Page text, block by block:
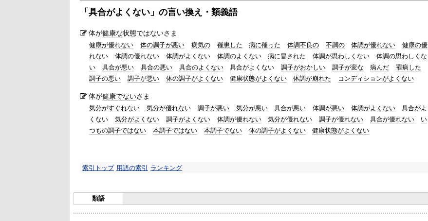
「 具合がよくない 」の言い換え・類義語
体が健康な状態ではないさま
健康が優れない 体の調子が悪い 病気の 罹患した 病に罹った 体調不良の 不調の 体調が優れない
健康の優
れない
体調の優れない 体調がよくない 体調のよくない 病に冒された 体調が思わしくない
体調の思わしくな
い
具合が悪い 具合の悪い 具合のよくない 具合がよくない 調子がおかしい 調子が変な 病んだ
罹病した
調子の悪い
調子が悪い 体の調子がよくない 健康状態がよくない 体調が崩れた コンディションがよくない
体が健康でないさま
気分がすぐれない 気分が優れない 調子が悪い 気分が悪い 具合が悪い 体調が悪い 体調がよくない
具合がよ
くない
気分がよくない 調子がよくない 体調が優れない 気分が優れない 調子が優れない 具合が優れない
い
つもの調子ではない
本調子ではない 本調子でない 体の調子がよくない 健康状態がよくない
索引トップ 用語の索引 ランキング
類語